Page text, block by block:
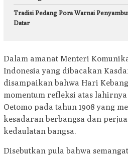
Tradisi Pedang Pora Warnai
Datar
Dalam amanat Menteri
Indonesia yang dibacakan
disampaikan bahwa Hari
momentum refleksi atas
Oetomo pada tahun 1908 yang
kesadaran berbangsa dan
kedaulatan bangsa.
Disebutkan pula bahwa